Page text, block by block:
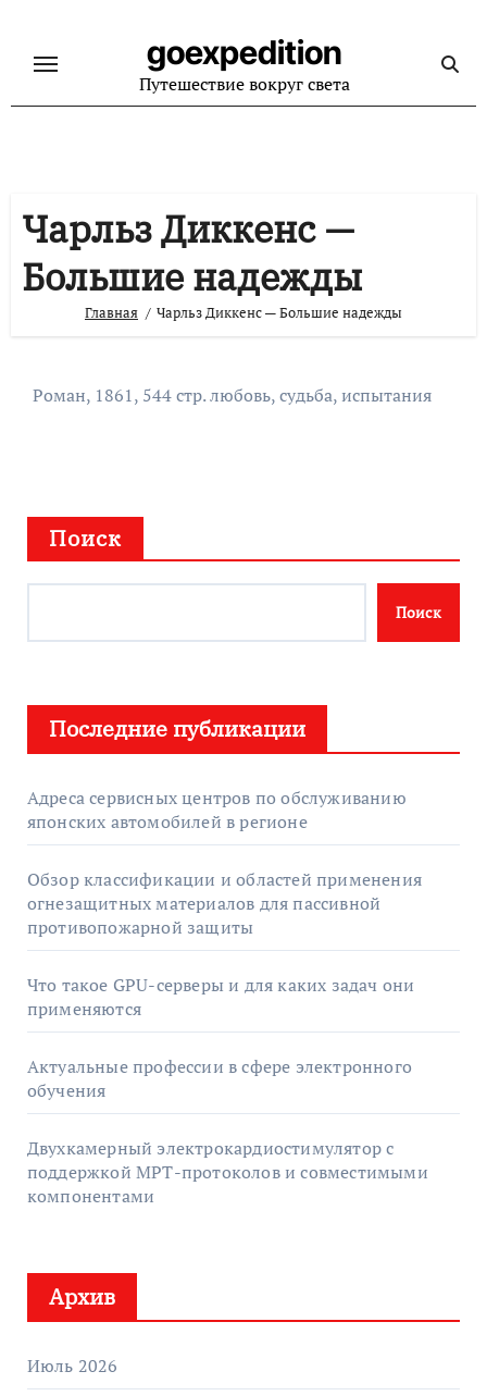
содержанию
goexpedition
Путешествие вокруг света
Чарльз Диккенс —
Большие надежды
Главная Чарльз Диккенс — Большие надежды
Роман, 1861, 544 стр. любовь, судьба, испытания
Поиск
Поиск
Последние публикации
Адреса сервисных центров по обслуживанию
японских автомобилей в регионе
Обзор классификации и областей применения
огнезащитных материалов для пассивной
противопожарной защиты
Что такое GPU-серверы и для каких задач они
применяются
Актуальные профессии в сфере электронного
обучения
Двухкамерный электрокардиостимулятор с
поддержкой МРТ-протоколов и совместимыми
компонентами
Архив
Июль 2026